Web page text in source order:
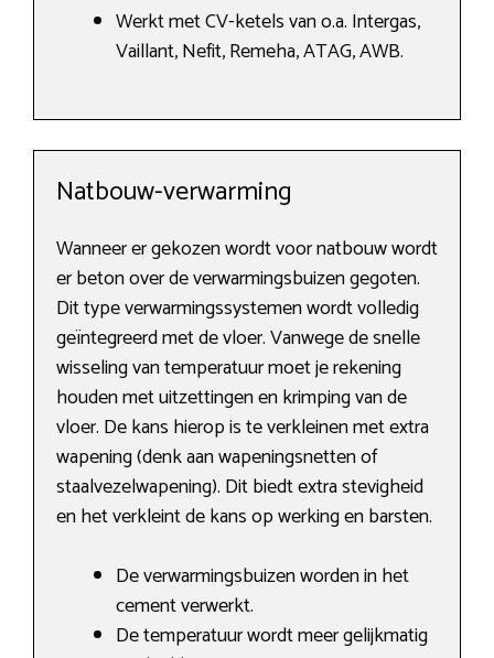
Werkt met CV-ketels van o.a. Intergas,
Vaillant, Nefit, Remeha, ATAG, AWB.
Natbouw-verwarming
Wanneer er gekozen wordt voor natbouw wordt
er beton over de verwarmingsbuizen gegoten.
Dit type verwarmingssystemen wordt volledig
geïntegreerd met de vloer. Vanwege de snelle
wisseling van temperatuur moet je rekening
houden met uitzettingen en krimping van de
vloer. De kans hierop is te verkleinen met extra
wapening (denk aan wapeningsnetten of
staalvezelwapening). Dit biedt extra stevigheid
en het verkleint de kans op werking en barsten.
De verwarmingsbuizen worden in het
cement verwerkt.
De temperatuur wordt meer gelijkmatig